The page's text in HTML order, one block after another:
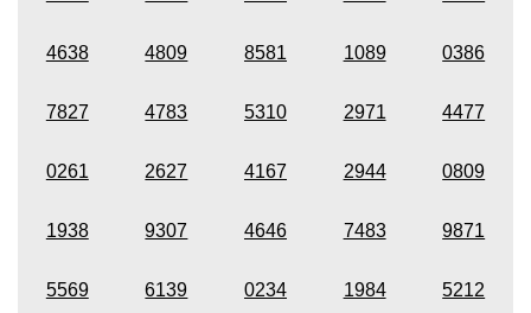
4638 4809 8581 1089 0386
7827 4783 5310 2971 4477
0261 2627 4167 2944 0809
1938 9307 4646 7483 9871
5569 6139 0234 1984 5212